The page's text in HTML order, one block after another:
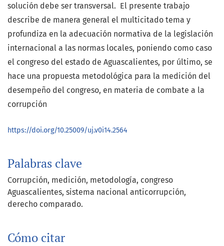
Palabras clave
Corrupción medición metodología congreso
Aguascalientes sistema nacional anticorrupción
derecho comparado.
Cómo citar
solución debe ser transversal. El presente trabajo
describe de manera general el multicitado tema y
profundiza en la adecuación normativa de la legislación
internacional a las normas locales, poniendo como caso
el congreso del estado de Aguascalientes, por último, se
hace una propuesta metodológica para la medición del
desempeño del congreso, en materia de combate a la
corrupción
https://doi.org/10.25009/uj.v0i14.2564